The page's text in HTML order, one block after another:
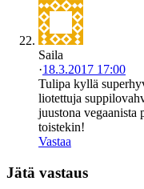
Saila
·18.3.2017 17:00
Tulipa kyllä
liotettuja
juustona vegaanista
toistekin!
Vastaa
Jätä vastaus